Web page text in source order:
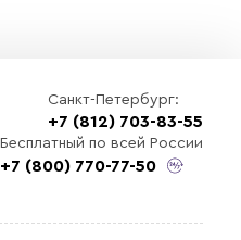
Выберите
Санкт-Петербург:
+7 (812) 703-83-55
Бесплатный по всей России
+7 (800) 770-77-50